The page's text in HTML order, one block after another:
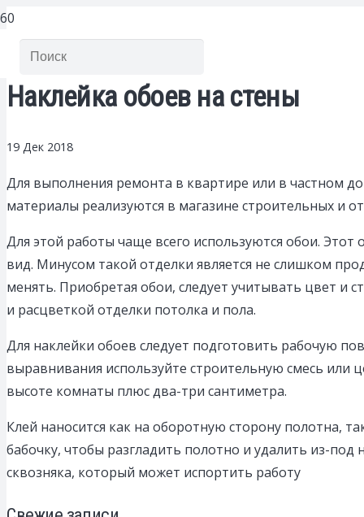
Наклейка обоев на стены
19 Дек 2018
Для выполнения ремонта в квартире или в частном
материалы реализуются в магазине строительных и
Для этой работы чаще всего используются обои.
вид. Минусом такой отделки является не слишком
менять. Приобретая обои, следует учитывать цвет и
и расцветкой отделки потолка и пола.
Для наклейки обоев следует подготовить рабочую
выравнивания используйте строительную смесь
высоте комнаты плюс два-три сантиметра.
Клей наносится как на оборотную сторону полотна,
бабочку, чтобы разгладить полотно и удалить из-
сквозняка, который может испортить работу